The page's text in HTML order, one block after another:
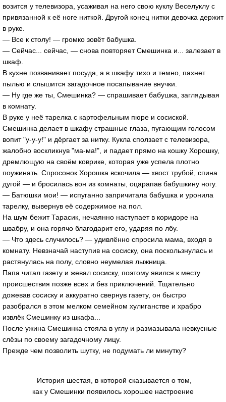
возится у телевизора, усаживая на него свою куклу Веселуклу с
привязанной к её ноге ниткой. Другой конец нитки девочка держит
в руке.
— Все к столу! — громко зовёт бабушка.
— Сейчас... сейчас, — снова повторяет Смешинка и... залезает в
шкаф.
В кухне позванивает посуда, а в шкафу тихо и темно, пахнет
пылью и слышится загадочное посапывание внучки.
— Ну где же ты, Смешинка? — спрашивает бабушка, заглядывая
в комнату.
В руке у неё тарелка с картофельным пюре и сосиской.
Смешинка делает в шкафу страшные глаза, пугающим голосом
вопит "у-у-у!" и дёргает за нитку. Кукла сползает с телевизора,
жалобно воскликнув "ма-ма!", и падает прямо на кошку Хорошку,
дремлющую на своём коврике, которая уже успела плотно
поужинать. Спросонок Хорошка вскочила — хвост трубой, спина
дугой — и бросилась вон из комнаты, оцарапав бабушкину ногу.
— Батюшки мои! — испуганно запричитала бабушка и уронила
тарелку, вывернув её содержимое на пол.
На шум бежит Тарасик, нечаянно наступает в коридоре на
швабру, и она горячо благодарит его, ударяя по лбу.
— Что здесь случилось? — удивлённо спросила мама, входя в
комнату. Невзначай наступив на сосиску, она поскользнулась и
растянулась на полу, словно неумелая лыжница.
Папа читал газету и жевал сосиску, поэтому явился к месту
происшествия позже всех и без приключений. Тщательно
дожевав сосиску и аккуратно свернув газету, он быстро
разобрался в этом мелком семейном хулиганстве и храбро
извлёк Смешинку из шкафа...
После ужина Смешинка стояла в углу и размазывала невкусные
слёзы по своему загадочному лицу.
Прежде чем позволить шутку, не подумать ли минутку?
История шестая, в которой сказывается о том,
как у Смешинки появилось хорошее настроение